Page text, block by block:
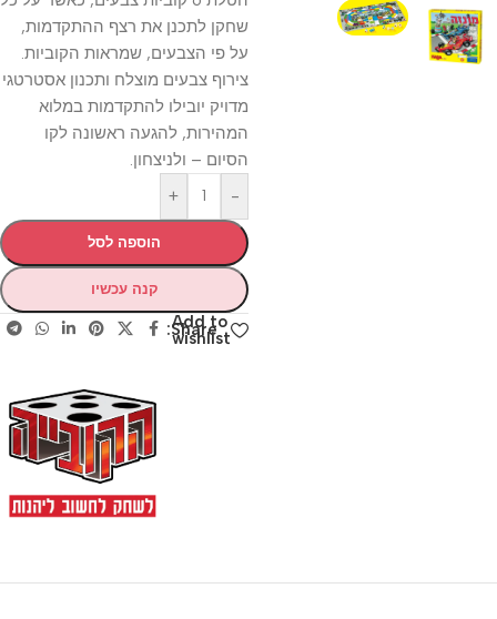
שחקן לתכנן את רצף ההתקדמות,
על פי הצבעים, שמראות הקוביות.
צירוף צבעים מוצלח ותכנון אסטרטגי
מדויק יובילו להתקדמות במלוא
המהירות, להגעה ראשונה לקו
הסיום – ולניצחון.
-
+
הוספה לסל
קנה עכשיו
Add to
wishlist
Share: